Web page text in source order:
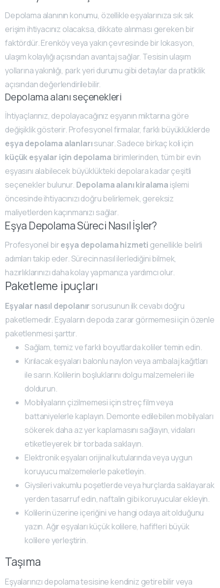
Depolama alanının konumu, özellikle eşyalarınıza sık sık
erişim ihtiyacınız olacaksa, dikkate alınması gereken bir
faktördür. Erenköy veya yakın çevresinde bir lokasyon,
ulaşım kolaylığı açısından avantaj sağlar. Tesisin ulaşım
yollarına yakınlığı, park yeri durumu gibi detaylar da pratiklik
açısından değerlendirilebilir.
Depolama alanı seçenekleri
İhtiyaçlarınız, depolayacağınız eşyanın miktarına göre
değişiklik gösterir. Profesyonel firmalar, farklı büyüklüklerde
eşya depolama alanlarısunar. Sadece birkaç koli için
küçük eşyalar için depolama birimlerinden, tüm bir evin
eşyasını alabilecek büyüklükteki depolara kadar çeşitli
seçenekler bulunur. Depolama alanı kiralama işlemi
öncesinde ihtiyacınızı doğru belirlemek, gereksiz
maliyetlerden kaçınmanızı sağlar.
Eşya Depolama Süreci Nasıl İşler?
Profesyonel bireşya depolama hizmeti genellikle belirli
adımları takip eder. Sürecin nasıl ilerlediğini bilmek,
hazırlıklarınızı daha kolay yapmanıza yardımcı olur.
Paketleme ipuçları
Eşyalar nasıl depolanır sorusunun ilk cevabı doğru
paketlemedir. Eşyaların depoda zarar görmemesi için özenle
paketlenmesi şarttır.
Sağlam, temiz ve farklı boyutlarda koliler temin edin.
Kırılacak eşyaları balonlu naylon veya ambalaj kağıtları
ile sarın. Kolilerin boşluklarını dolgu malzemeleri ile
doldurun.
Mobilyaların çizilmemesi için streç film veya
battaniyelerle kaplayın. Demonte edilebilen mobilyaları
sökerek daha az yer kaplamasını sağlayın, vidaları
etiketleyerek bir torbada saklayın.
Elektronik eşyaları orijinal kutularında veya uygun
koruyucu malzemelerle paketleyin.
Giysileri vakumlu poşetlerde veya hurçlarda saklayarak
yerden tasarruf edin, naftalin gibi koruyucular ekleyin.
Kolilerin üzerine içeriğini ve hangi odaya ait olduğunu
yazın. Ağır eşyaları küçük kolilere, hafifleri büyük
kolilere yerleştirin.
Taşıma
Eşyalarınızı depolama tesisine kendiniz getirebilir veya